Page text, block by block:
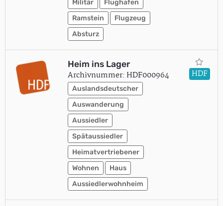
Militär
Flughafen
Ramstein
Flugzeug
Absturz
Heim ins Lager
Archivnummer: HDF000964
Auslandsdeutscher
Auswanderung
Aussiedler
Spätaussiedler
Heimatvertriebener
Wohnen
Haus
Aussiedlerwohnheim
HDF